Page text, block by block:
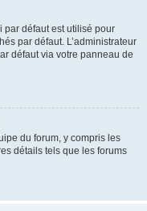
par défaut est utilisé pour
par défaut. L’administrateur
défaut via votre panneau de
du forum, y compris les
détails tels que les forums